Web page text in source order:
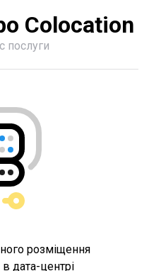
Сolocation
послуги
розміщення
дата-центрі